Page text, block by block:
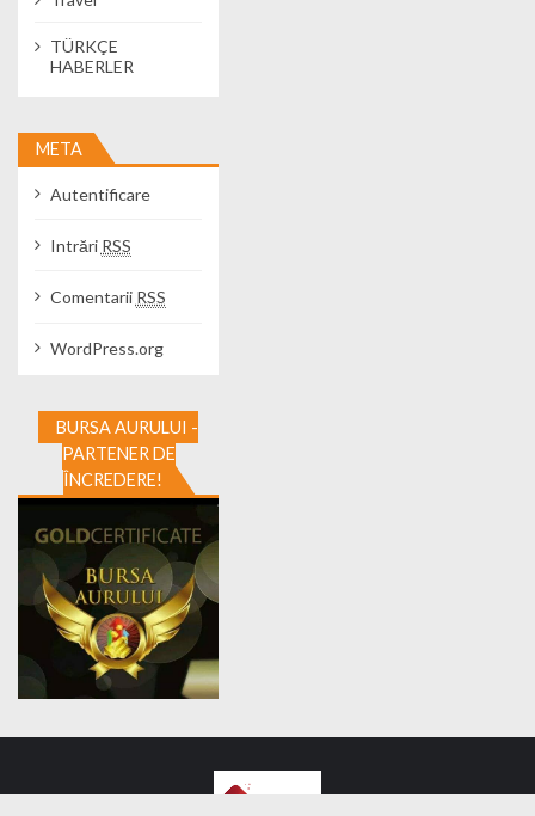
TÜRKÇE
HABERLER
META
Autentificare
Intrări RSS
Comentarii RSS
WordPress.org
BURSA AURULUI -
PARTENER DE
ÎNCREDERE!